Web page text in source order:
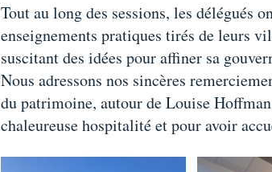
Tout au long des sessions, les délégués
enseignements pratiques tirés de leurs
suscitant des idées pour affiner sa
Nous adressons nos sincères
du patrimoine, autour de Louise
chaleureuse hospitalité et pour avoir